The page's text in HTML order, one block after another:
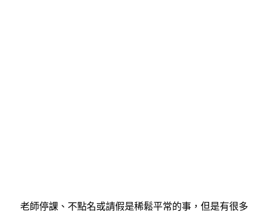
老師停課、不點名或請假是稀鬆平常的事，但是有很多